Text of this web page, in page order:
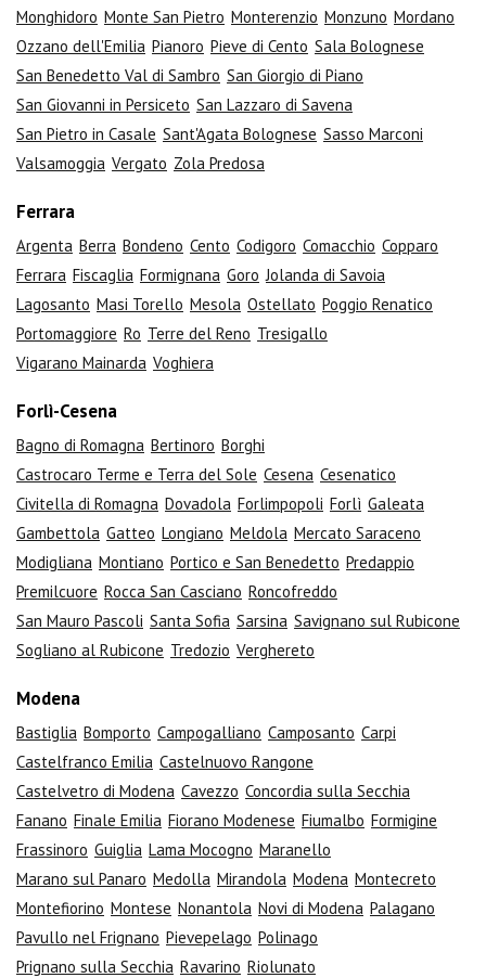
Monghidoro Monte San Pietro Monterenzio Monzuno Mordano
Ozzano dell'Emilia Pianoro Pieve di Cento Sala Bolognese
San Benedetto Val di Sambro San Giorgio di Piano
San Giovanni in Persiceto San Lazzaro di Savena
San Pietro in Casale Sant'Agata Bolognese Sasso Marconi
Valsamoggia Vergato Zola Predosa
Ferrara
Argenta Berra Bondeno Cento Codigoro Comacchio Copparo
Ferrara Fiscaglia Formignana Goro Jolanda di Savoia
Lagosanto Masi Torello Mesola Ostellato Poggio Renatico
Portomaggiore Ro Terre del Reno Tresigallo
Vigarano Mainarda Voghiera
Forlì-Cesena
Bagno di Romagna Bertinoro Borghi
Castrocaro Terme e Terra del Sole Cesena Cesenatico
Civitella di Romagna Dovadola Forlimpopoli Forlì Galeata
Gambettola Gatteo Longiano Meldola Mercato Saraceno
Modigliana Montiano Portico e San Benedetto Predappio
Premilcuore Rocca San Casciano Roncofreddo
San Mauro Pascoli Santa Sofia Sarsina Savignano sul Rubicone
Sogliano al Rubicone Tredozio Verghereto
Modena
Bastiglia Bomporto Campogalliano Camposanto Carpi
Castelfranco Emilia Castelnuovo Rangone
Castelvetro di Modena Cavezzo Concordia sulla Secchia
Fanano Finale Emilia Fiorano Modenese Fiumalbo Formigine
Frassinoro Guiglia Lama Mocogno Maranello
Marano sul Panaro Medolla Mirandola Modena Montecreto
Montefiorino Montese Nonantola Novi di Modena Palagano
Pavullo nel Frignano Pievepelago Polinago
Prignano sulla Secchia Ravarino Riolunato